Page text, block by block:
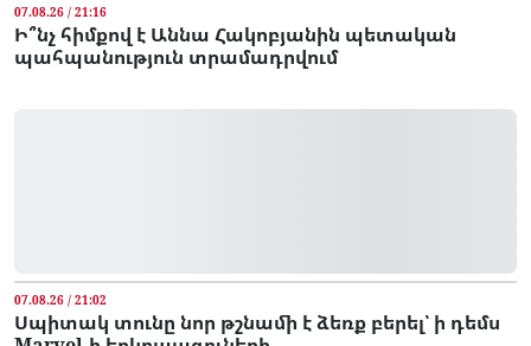
07.08.26 / 21:16
Ի՞նչ հիմքով է Աննա Հակոբյանին պետական
պահպանություն տրամադրվում
07.08.26 / 21:02
Սպիտակ տունը նոր թշնամի է ձեռք բերել՝ ի դեմս